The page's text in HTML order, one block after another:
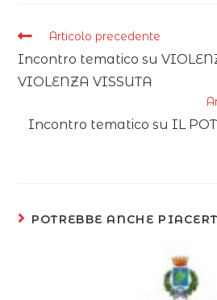
Articolo precedente
Incontro tematico su
VIOLENZA VISSUTA
Incontro tematico su IL
POTREBBE ANCHE